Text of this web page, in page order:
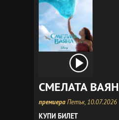
СМЕЛАТА
премиераПетък, 10.07.2026
КУПИ БИЛЕТ